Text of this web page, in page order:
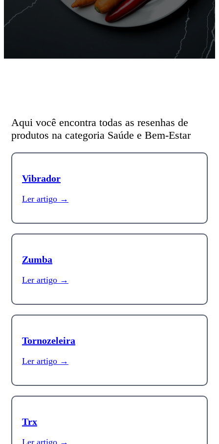
Aqui você encontra todas as resenhas de
produtos na categoria Saúde e Bem-Estar
Vibrador
Ler artigo →
Zumba
Ler artigo →
Tornozeleira
Ler artigo →
Trx